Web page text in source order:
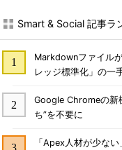
Smart & Social 記事ラ
Markdownファイル
レッジ標準化」の一
Google Chromeの
ち”を不要に
「Apex人材が少な